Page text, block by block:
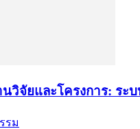
นวิจัยและโครงการ: ร
รม